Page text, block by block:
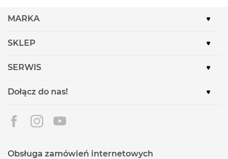
MARKA
SKLEP
SERWIS
Dołącz do nas!
Obsługa zamówień internetowych